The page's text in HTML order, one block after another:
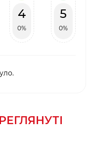
4
0%
5
0%